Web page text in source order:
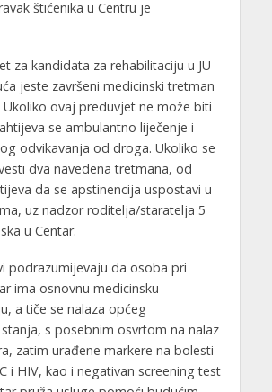
štićenika u Centru je
za kandidata za rehabilitaciju u JU
jeste završeni medicinski tretman
Ukoliko ovaj preduvjet ne može biti
se ambulantno liječenje i
odvikavanja od droga. Ukoliko se
dva navedena tretmana, od
da se apstinencija uspostavi u
uz nadzor roditelja/staratelja 5
u Centar.
podrazumijevaju da osoba pri
ima osnovnu medicinsku
a tiče se nalaza općeg
s posebnim osvrtom na nalaz
zatim urađene markere na bolesti
i HIV, kao i negativan screening test